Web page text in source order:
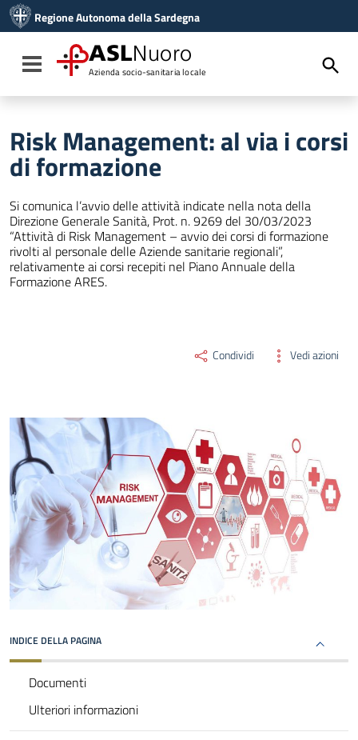
Vai al menu di navigazione
Vai al footer
Regione Autonoma della Sardegna
Toggle navigation
ASLNuoro
Azienda socio-sanitaria locale
Risk Management: al via i corsi
di formazione
Si comunica l’avvio delle attività indicate nella nota della
Direzione Generale Sanità, Prot. n. 9269 del 30/03/2023
“Attività di Risk Management – avvio dei corsi di formazione
rivolti al personale delle Aziende sanitarie regionali”,
relativamente ai corsi recepiti nel Piano Annuale della
Formazione ARES.
Condividi Vedi azioni
INDICE DELLA PAGINA
Documenti
Ulteriori informazioni